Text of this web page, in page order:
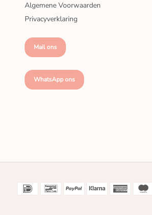
Algemene Voorwaarden
Privacyverklaring
Mail ons
WhatsApp ons